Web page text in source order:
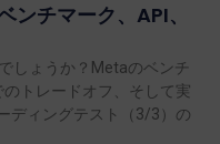
チマーク、API、
しょうか？Metaのベンチ
トレードオフ、そして実
ディングテスト（3/3）の